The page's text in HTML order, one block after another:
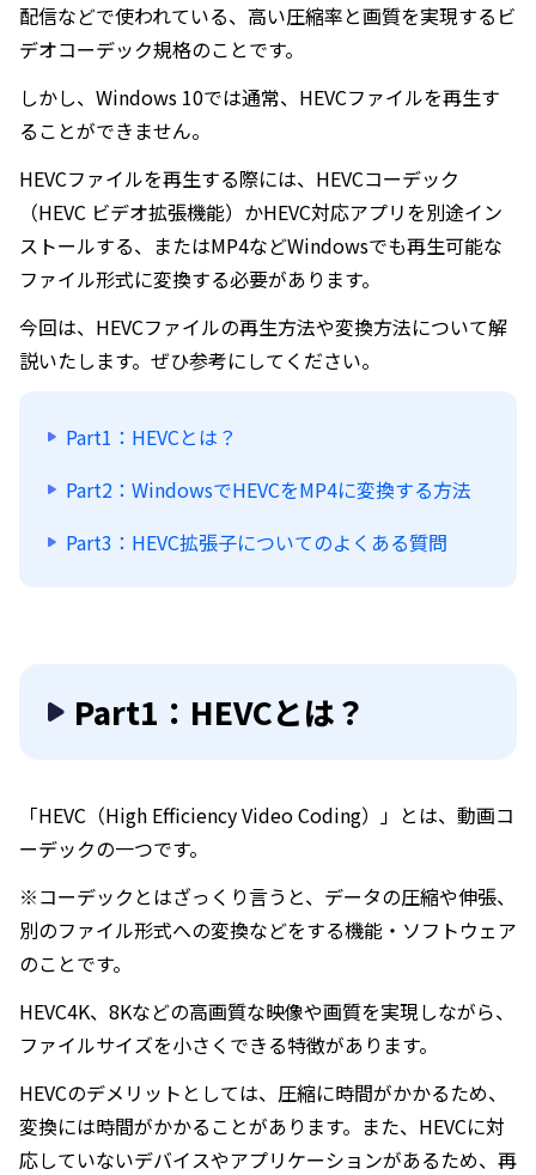
配信などで使われている、高い圧縮率と画質を実現するビ
デオコーデック規格のことです。
しかし、Windows 10では通常、HEVCファイルを再生す
ることができません。
HEVCファイルを再生する際には、HEVCコーデック
（HEVC ビデオ拡張機能）かHEVC対応アプリを別途イン
ストールする、またはMP4などWindowsでも再生可能な
ファイル形式に変換する必要があります。
今回は、HEVCファイルの再生方法や変換方法について解
説いたします。ぜひ参考にしてください。
Part1：HEVCとは？
Part2：WindowsでHEVCをMP4に変換する方法
Part3：HEVC拡張子についてのよくある質問
Part1：HEVCとは？
「HEVC（High Efficiency Video Coding）」とは、動画コ
ーデックの一つです。
※コーデックとはざっくり言うと、データの圧縮や伸張、
別のファイル形式への変換などをする機能・ソフトウェア
のことです。
HEVC4K、8Kなどの高画質な映像や画質を実現しながら、
ファイルサイズを小さくできる特徴があります。
HEVCのデメリットとしては、圧縮に時間がかかるため、
変換には時間がかかることがあります。また、HEVCに対
応していないデバイスやアプリケーションがあるため、再